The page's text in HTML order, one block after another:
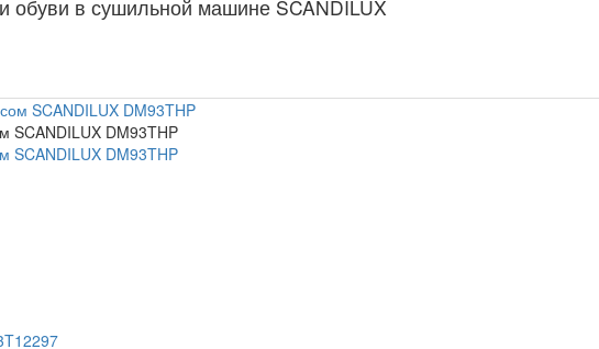
обуви в сушильной машине SCANDILUX
SCANDILUX DM93THP
SCANDILUX DM93THP